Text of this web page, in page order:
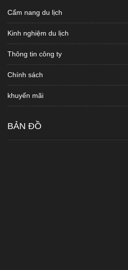
Cẩm nang du lịch
Kinh nghiệm du lịch
Thông tin công ty
Chính sách
khuyến mãi
BẢN ĐỒ